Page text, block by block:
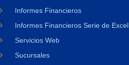
Informes Financieros
Informes Financieros Serie de Excel
Servicios Web
Sucursales